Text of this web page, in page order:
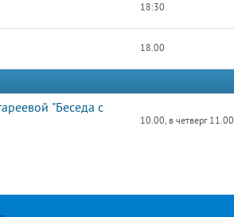
18:30
18.00
"Беседа с
10.00, в четверг 11.00